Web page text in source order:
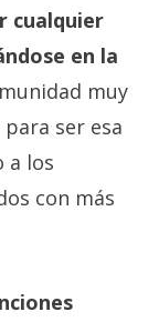
cualquier
en la
muy
ser esa
a los
con más